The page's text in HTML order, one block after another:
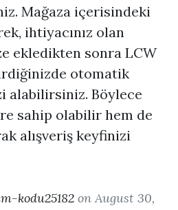
Mağaza içerisindeki
ihtiyacınız olan
ekledikten sonra LCW
otomatik
alabilirsiniz. Böylece
sahip olabilir hem de
alışveriş keyfinizi
kodu25182 on August 30,